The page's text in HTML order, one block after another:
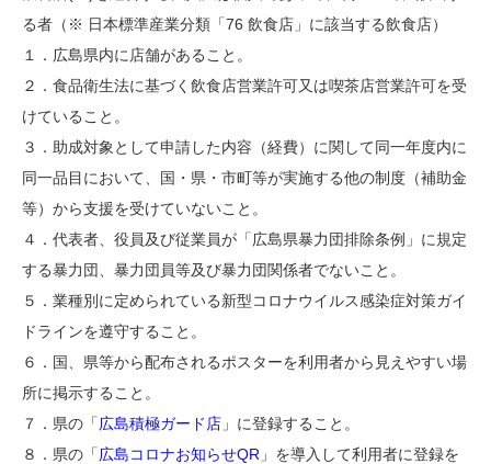
る者（※ 日本標準産業分類「76 飲食店」に該当する飲食店）
１．広島県内に店舗があること。
２．食品衛生法に基づく飲食店営業許可又は喫茶店営業許可を受
けていること。
３．助成対象として申請した内容（経費）に関して同一年度内に
同一品目において、国・県・市町等が実施する他の制度（補助金
等）から支援を受けていないこと。
４．代表者、役員及び従業員が「広島県暴力団排除条例」に規定
する暴力団、暴力団員等及び暴力団関係者でないこと。
５．業種別に定められている新型コロナウイルス感染症対策ガイ
ドラインを遵守すること。
６．国、県等から配布されるポスターを利用者から見えやすい場
所に掲示すること。
７．県の「広島積極ガード店 」に登録すること。
８．県の「広島コロナお知らせQR 」を導入して利用者に登録を